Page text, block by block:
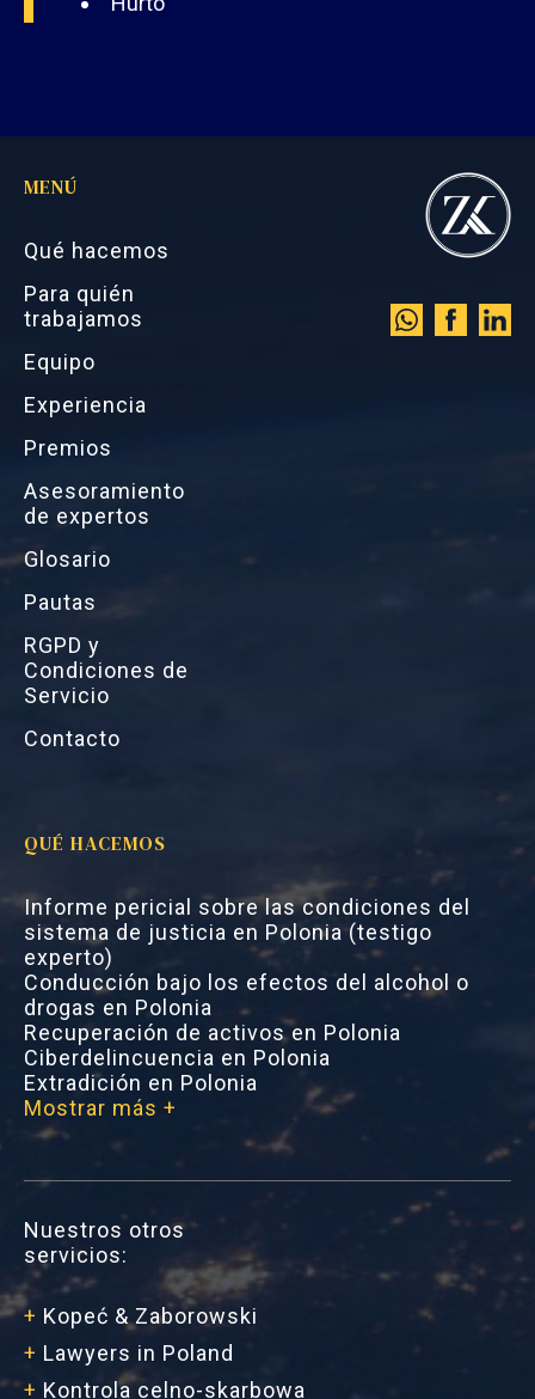
MENÚ
Qué hacemos
Para quién
trabajamos
Equipo
Experiencia
Premios
Asesoramiento
de expertos
Glosario
Pautas
RGPD y
Condiciones de
Servicio
Contacto
QUÉ HACEMOS
Informe pericial sobre las condiciones del
sistema de justicia en Polonia (testigo
experto)
Conducción bajo los efectos del alcohol o
drogas en Polonia
Recuperación de activos en Polonia
Ciberdelincuencia en Polonia
Extradición en Polonia
Mostrar más +
Nuestros otros
servicios:
+ Kopeć & Zaborowski
+ Lawyers in Poland
+ Kontrola celno-skarbowa